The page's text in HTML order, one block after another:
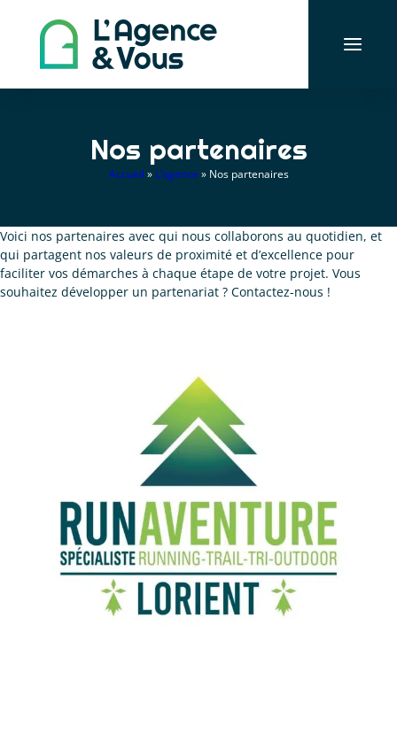
Nos partenaires
Accueil » L’agence » Nos partenaires
Voici nos partenaires avec qui nous collaborons au quotidien, et
qui partagent nos valeurs de proximité et d’excellence pour
faciliter vos démarches à chaque étape de votre projet. Vous
souhaitez développer un partenariat ? Contactez-nous !